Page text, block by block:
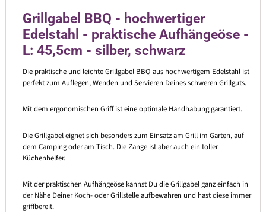
Grillgabel BBQ - hochwertiger
Edelstahl - praktische Aufhängeöse -
L: 45,5cm - silber, schwarz
Die praktische und leichte Grillgabel BBQ aus hochwertigem Edelstahl ist
perfekt zum Auflegen, Wenden und Servieren Deines schweren Grillguts.
Mit dem ergonomischen Griff ist eine optimale Handhabung garantiert.
Die Grillgabel eignet sich besonders zum Einsatz am Grill im Garten, auf
dem Camping oder am Tisch. Die Zange ist aber auch ein toller
Küchenhelfer.
Mit der praktischen Aufhängeöse kannst Du die Grillgabel ganz einfach in
der Nähe Deiner Koch- oder Grillstelle aufbewahren und hast diese immer
griffbereit.